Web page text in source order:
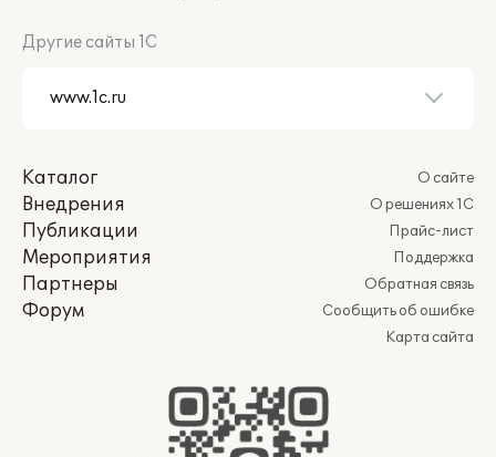
Другие сайты 1С
Каталог
Внедрения
Публикации
Мероприятия
Партнеры
Форум
О сайте
О решениях 1С
Прайс-лист
Поддержка
Обратная связь
Сообщить об ошибке
Карта сайта